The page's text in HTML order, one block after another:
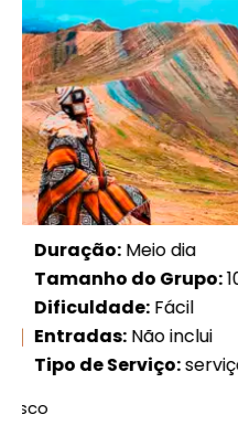
Duração:Meio
Tamanho do
Dificuldade:
Entradas:Não
Tipo de